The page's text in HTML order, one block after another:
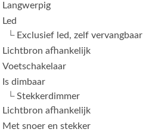
Langwerpig
Led
└ Exclusief led, zelf vervangbaar
Lichtbron afhankelijk
Voetschakelaar
Is dimbaar
└ Stekkerdimmer
Lichtbron afhankelijk
Met snoer en stekker